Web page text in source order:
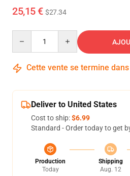
25,15 € $27.34
Cette vente se termine dans
Deliver to United States
Cost to ship:$6.99
Standard - Order today to get
Production
Today
Shipping
Aug. 12